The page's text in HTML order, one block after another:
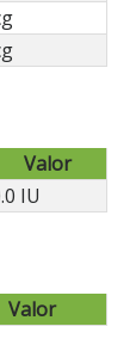
Valor
IU
Valor